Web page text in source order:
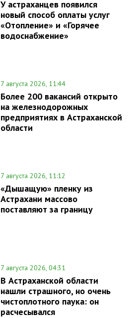
У астраханцев появился
новый способ оплаты услуг
«Отопление» и «Горячее
водоснабжение»
7 августа 2026, 11:44
Более 200 вакансий открыто
на железнодорожных
предприятиях в Астраханской
области
7 августа 2026, 11:12
«Дышащую» пленку из
Астрахани массово
поставляют за границу
7 августа 2026, 04:31
В Астраханской области
нашли страшного, но очень
чистоплотного паука: он
расчесывался